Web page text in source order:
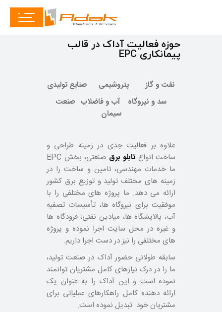
حوزه فعالیت آداک در قالب
پیمانکاری EPC
نفت و گاز پتروشیمی صنایع تولیدی
سد و نیروگاهآب و فاضلابصنعت
سیمان
علاوه بر فعالیت جدی در زمینه طراحی و
ساخت انواع تابلو برق
صنعتی، بخش EPC
ما خدمات مهندسی، تامین و ساخت را در
زمینه های مختلف تولید و توزیع برق کشور
ارائه می دهد. ما پروژه های مختلفی را با
موفقیت برای نیروگاه ها، تأسیسات تصفیه
آب، پالایشگاه ها، میادین نفتی، فرودگاه ها
و غیره در محل سایت اجرا نموده و پروژه
های مختلفی را نیز در دست اجرا داریم.
سابقه طولانی حضور آداک در صنعت تولید،
ما را در درک نیازهای کامل مشتریان توانمند
نموده است و این آداک را به عنوان یک
ارائه دهنده کامل راهکارهای عملیاتی برای
مشتریان خود تبدیل نموده است.